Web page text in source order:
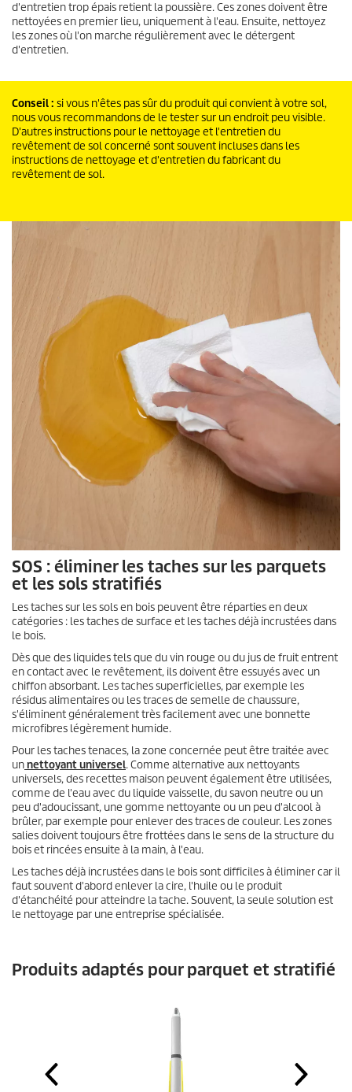
d'entretien trop épais retient la poussière. Ces zones doivent être
nettoyées en premier lieu, uniquement à l'eau. Ensuite, nettoyez
les zones où l'on marche régulièrement avec le détergent
d'entretien.
Conseil : si vous n'êtes pas sûr du produit qui convient à votre sol,
nous vous recommandons de le tester sur un endroit peu visible.
D'autres instructions pour le nettoyage et l'entretien du
revêtement de sol concerné sont souvent incluses dans les
instructions de nettoyage et d'entretien du fabricant du
revêtement de sol.
SOS : éliminer les taches sur les parquets
et les sols stratifiés
Les taches sur les sols en bois peuvent être réparties en deux
catégories : les taches de surface et les taches déjà incrustées dans
le bois.
Dès que des liquides tels que du vin rouge ou du jus de fruit entrent
en contact avec le revêtement, ils doivent être essuyés avec un
chiffon absorbant. Les taches superficielles, par exemple les
résidus alimentaires ou les traces de semelle de chaussure,
s'éliminent généralement très facilement avec une bonnette
microfibres légèrement humide.
Pour les taches tenaces, la zone concernée peut être traitée avec
unnettoyant universel. Comme alternative aux nettoyants
universels, des recettes maison peuvent également être utilisées,
comme de l'eau avec du liquide vaisselle, du savon neutre ou un
peu d'adoucissant, une gomme nettoyante ou un peu d'alcool à
brûler, par exemple pour enlever des traces de couleur. Les zones
salies doivent toujours être frottées dans le sens de la structure du
bois et rincées ensuite à la main, à l'eau.
Les taches déjà incrustées dans le bois sont difficiles à éliminer car il
faut souvent d'abord enlever la cire, l'huile ou le produit
d'étanchéité pour atteindre la tache. Souvent, la seule solution est
le nettoyage par une entreprise spécialisée.
Produits adaptés pour parquet et stratifié